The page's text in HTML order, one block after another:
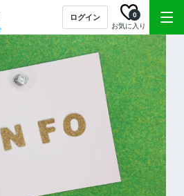
ログイン
お気に入り
0